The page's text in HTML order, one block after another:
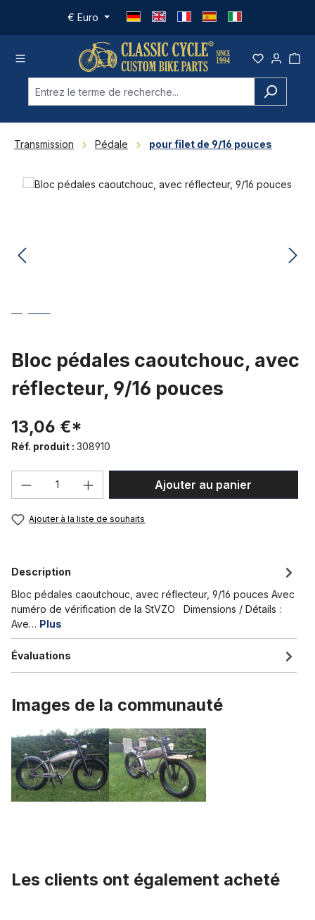
Passer au contenu principal
€ Euro
Transmission Pédale pour filet de 9/16 pouces
Ignorer la galerie d'images
Bloc pédales caoutchouc, avec
réflecteur, 9/16 pouces
13,06 €*
Réf. produit : 308910
Quantité de produit : Entrez la
Ajouter au panier
Ajouter à la liste de souhaits
Description
Bloc pédales caoutchouc, avec réflecteur, 9/16 pouces Avec
numéro de vérification de la StVZO Dimensions / Détails :
Ave… Plus
Évaluations
Images de la communauté
Les clients ont également acheté